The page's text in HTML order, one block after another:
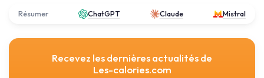
Résumer ChatGPT Claude Mistral
Recevez les dernières actualités de
Les-calories.com